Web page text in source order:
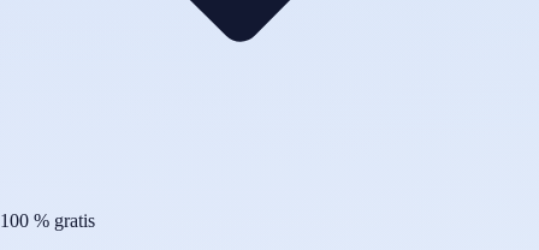
100 % gratis